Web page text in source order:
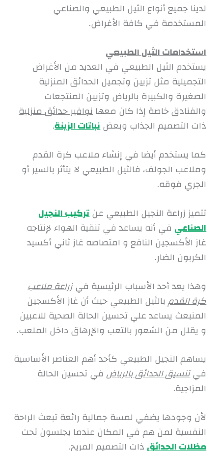
لدينا جميع أنواع الثيل الطبيعي والصناعي
المستخدمة في كافة الأغراض.
استخدامات الثيل الطبيعي
يستخدم الثيل الطبيعي في العديد من الأغراض
التجميلية مثل تزيين وتجميل الحدائق المنزلية
الصغيرة والكبيرة بالرياض وتزيين المنتجعات
والفنادق خاصة إذا كان معهانوافير حدائق منزلية
ذات التصميم الجذاب وبعضنباتات الزينة.
كما يستخدم أيضا في إنشاء ملاعب كرة القدم
وملاعب الجولف، فالثيل الطبيعي لا يتأثر بالسير أو
الجري فوقه.
تتميز زراعة النجيل الطبيعي عنتركيب النجيل
الصناعي في أنه يساعد في تنقية الهواء لإنتاجه
غاز الأكسجين النافع و امتصاصه غاز ثاني أكسيد
الكربون الضار.
وهذا يعد أحد الأسباب الرئيسية فيزراعة ملاعب
كرة القدمبالثيل الطبيعي حيث أن غاز الأكسجين
المنبعث يساعد علي تحسين الحالة الصحية للاعبين
و يقلل من الشعور بالتعب والإرهاق داخل الملعب.
يساهم النجيل الطبيعي كأحد أهم العناصر الأساسية
فيتنسيق الحدائق بالرياض في تحسين الحالة
المزاجية.
لأن وجودها يضفي لمسة جمالية رائعة تبعث الراحة
النفسية لمن هم في المكان عندما يجلسون تحت
مظلات الحدائق ذات التصميم المريح.